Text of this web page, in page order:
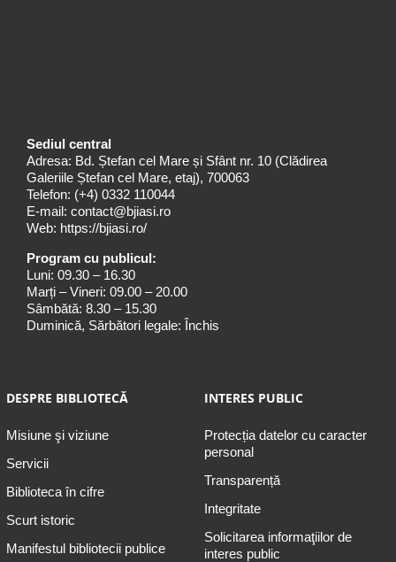
Sediul central
Adresa: Bd. Ștefan cel Mare și Sfânt nr. 10 (Clădirea
Galeriile Ștefan cel Mare, etaj), 700063
Telefon: (+4) 0332 110044
E-mail: contact@bjiasi.ro
Web: https://bjiasi.ro/
Program cu publicul:
Luni: 09.30 – 16.30
Marți – Vineri: 09.00 – 20.00
Sâmbătă: 8.30 – 15.30
Duminică, Sărbători legale: Închis
DESPRE BIBLIOTECĂ
Misiune şi viziune
Servicii
Biblioteca în cifre
Scurt istoric
Manifestul bibliotecii publice
INTERES PUBLIC
Protecția datelor cu caracter
personal
Transparență
Integritate
Solicitarea informaţiilor de
interes public